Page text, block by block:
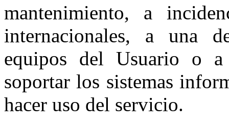
mantenimiento, a
internacionales, a una
equipos del Usuario o a
soportar los sistemas
hacer uso del servicio.